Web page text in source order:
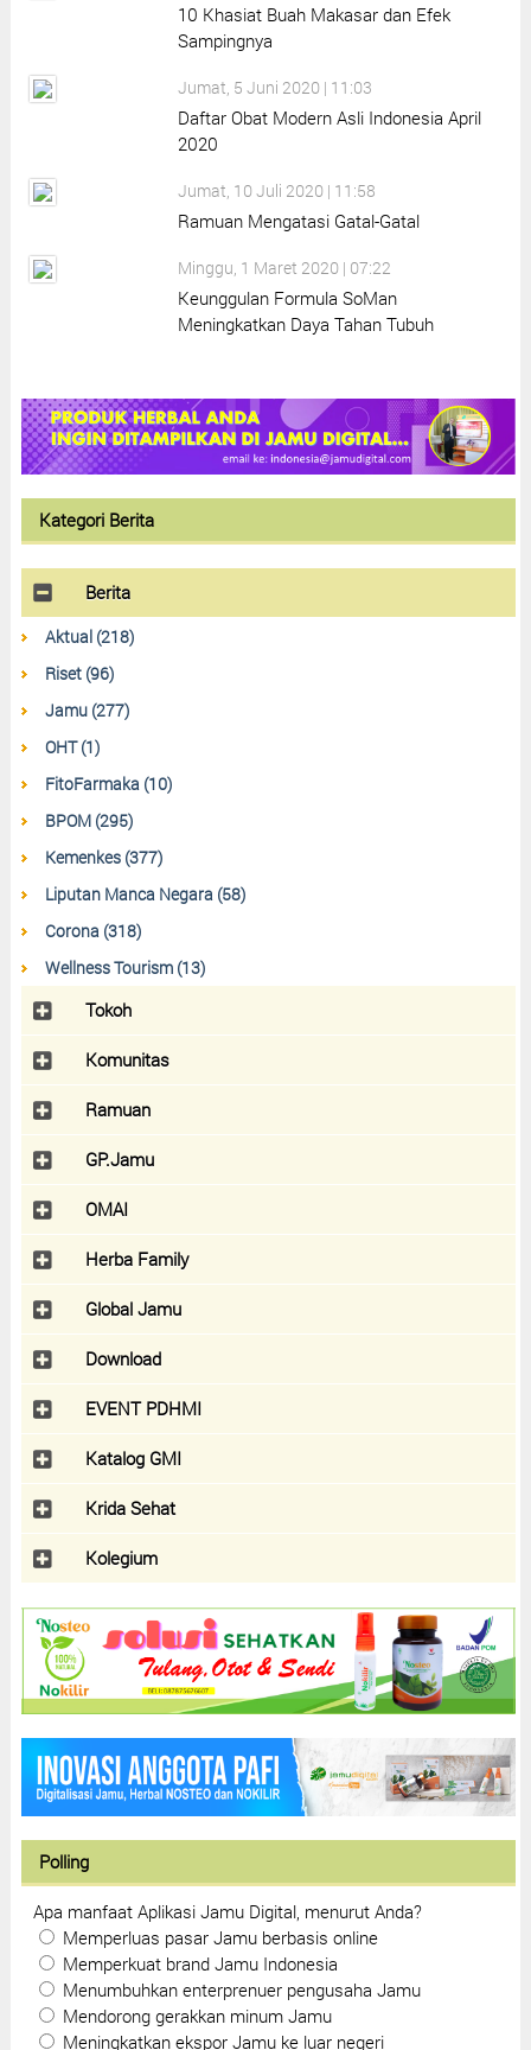
10 Khasiat Buah Makasar dan Efek
Sampingnya
Jumat, 5 Juni 2020 | 11:03
Daftar Obat Modern Asli Indonesia April
2020
Jumat, 10 Juli 2020 | 11:58
Ramuan Mengatasi Gatal-Gatal
Minggu, 1 Maret 2020 | 07:22
Keunggulan Formula SoMan
Meningkatkan Daya Tahan Tubuh
Kategori Berita
Berita
Aktual (218)
Riset (96)
Jamu (277)
OHT (1)
FitoFarmaka (10)
BPOM (295)
Kemenkes (377)
Liputan Manca Negara (58)
Corona (318)
Wellness Tourism (13)
Tokoh
Komunitas
Ramuan
GP.Jamu
OMAI
Herba Family
Global Jamu
Download
EVENT PDHMI
Katalog GMI
Krida Sehat
Kolegium
Polling
Apa manfaat Aplikasi Jamu Digital, menurut Anda?
Memperluas pasar Jamu berbasis online
Memperkuat brand Jamu Indonesia
Menumbuhkan enterprenuer pengusaha Jamu
Mendorong gerakkan minum Jamu
Meningkatkan ekspor Jamu ke luar negeri